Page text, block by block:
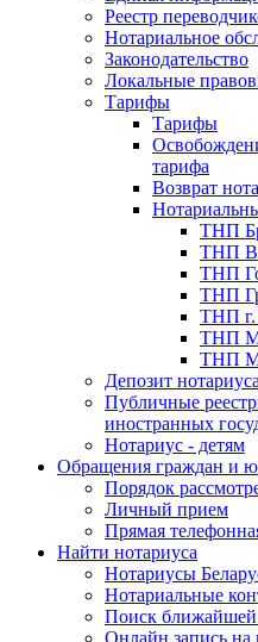
Реестр
Нотариальное
Законодательство
Локальные
Тарифы
Тарифы
тарифа
Возврат
ТНП
ТНП
ТНП
ТНП
ТНП
ТНП
ТНП
Депозит
Публичные
иностранных
Нотариус - детям
Обращения граждан и
Порядок
Личный прием
Прямая
Найти нотариуса
Нотариусы
Нотариальные
Поиск ближайшей